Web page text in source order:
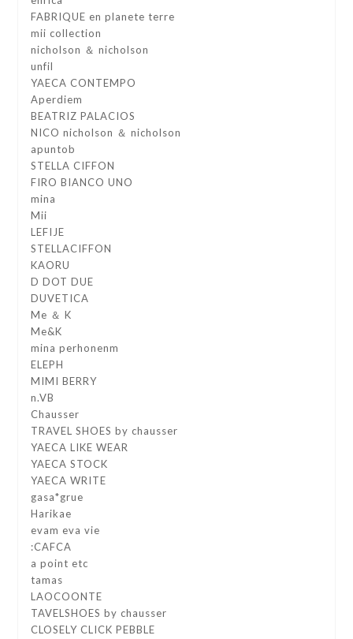
FABRIQUE en planete terre
mii collection
nicholson ＆ nicholson
unfil
YAECA CONTEMPO
Aperdiem
BEATRIZ PALACIOS
NICO nicholson ＆ nicholson
apuntob
STELLA CIFFON
FIRO BIANCO UNO
mina
Mii
LEFIJE
STELLACIFFON
KAORU
D DOT DUE
DUVETICA
Me ＆ K
Me&K
mina perhonenm
ELEPH
MIMI BERRY
n.VB
Chausser
TRAVEL SHOES by chausser
YAECA LIKE WEAR
YAECA STOCK
YAECA WRITE
gasa*grue
Harikae
evam eva vie
:CAFCA
a point etc
tamas
LAOCOONTE
TAVELSHOES by chausser
CLOSELY CLICK PEBBLE